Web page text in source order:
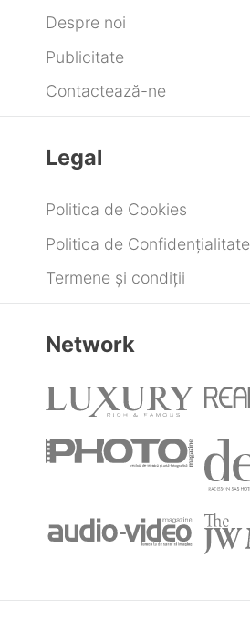
Despre noi
Publicitate
Contactează-ne
Legal
Politica de Cookies
Politica de Confidențialitate
Termene și condiții
Network